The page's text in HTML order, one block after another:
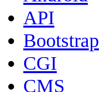
API
Bootstrap
CGI
CMS